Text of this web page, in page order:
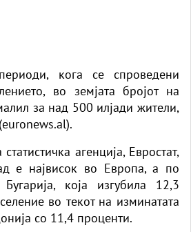
кога се спроведени
, во земјата бројот на
за над 500 илјади жители,
агенција, Евростат,
е највисок во Европа, а по
која изгубила 12,3
во текот на изминатата
со 11,4 проценти.